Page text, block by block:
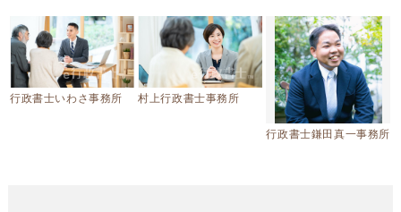
行政書士いわさ事務所 村上行政書士事務所
行政書士鎌田真一事務所